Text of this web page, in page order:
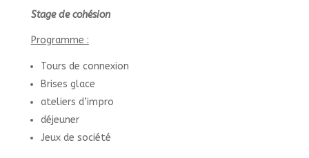
Stage de cohésion
Programme :
Tours de connexion
Brises glace
ateliers d’impro
déjeuner
Jeux de société